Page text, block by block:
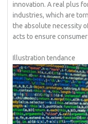
innovation. A real plus
industries, which are
the absolute necessity
acts to ensure
Illustration tendance